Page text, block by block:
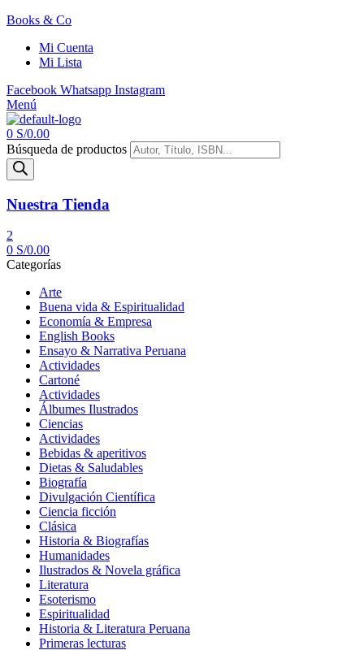
Books & Co
Mi Cuenta
Mi Lista
Facebook Whatsapp Instagram
Menú
0 S/0.00
Búsqueda de productos
Nuestra Tienda
2
0 S/0.00
Categorías
Arte
Buena vida & Espiritualidad
Economía & Empresa
English Books
Ensayo & Narrativa Peruana
Actividades
Cartoné
Actividades
Álbumes Ilustrados
Ciencias
Actividades
Bebidas & aperitivos
Dietas & Saludables
Biografía
Divulgación Científica
Ciencia ficción
Clásica
Historia & Biografías
Humanidades
Ilustrados & Novela gráfica
Literatura
Esoterismo
Espiritualidad
Historia & Literatura Peruana
Primeras lecturas